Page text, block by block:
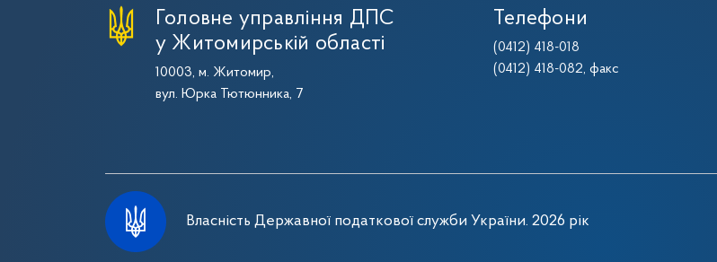
Головне управління ДПС
у Житомирській області
10003, м. Житомир,
вул. Юрка Тютюнника, 7
Телефони
(0412) 418-018
(0412) 418-082, факс
Власність Державної податкової служби України. 2026 рік